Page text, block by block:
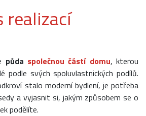
realizací
půda společnou částí domu, kterou
podle svých spoluvlastnických podílů.
stalo moderní bydlení, je potřeba
a vyjasnit si, jakým způsobem se o
podělíte.